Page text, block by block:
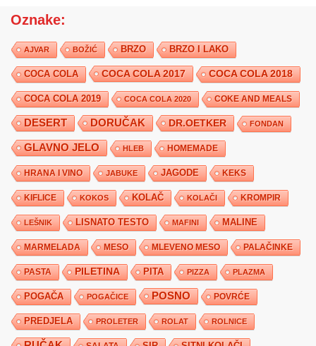
Oznake:
AJVAR BOŽIĆ BRZO BRZO I LAKO
COCA COLA COCA COLA 2017 COCA COLA 2018
COCA COLA 2019 COCA COLA 2020 COKE AND MEALS
DESERT DORUČAK DR.OETKER FONDAN
GLAVNO JELO HLEB HOMEMADE
HRANA I VINO JABUKE JAGODE KEKS
KIFLICE KOKOS KOLAČ KOLAČI KROMPIR
LEŠNIK LISNATO TESTO MAFINI MALINE
MARMELADA MESO MLEVENO MESO PALAČINKE
PASTA PILETINA PITA PIZZA PLAZMA
POGAČA POGAČICE POSNO POVRĆE
PREDJELA PROLETER ROLAT ROLNICE